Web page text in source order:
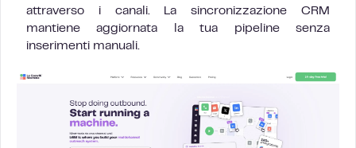
attraverso i canali. La sincronizzazione CRM
mantiene aggiornata la tua pipeline senza
inserimenti manuali.